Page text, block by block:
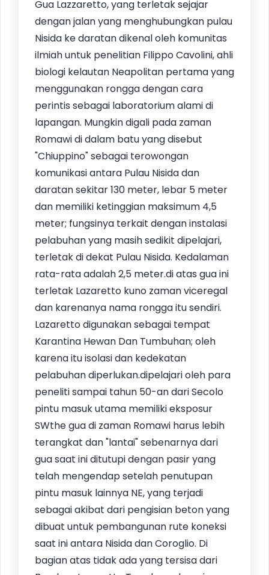
Gua Lazzaretto, yang terletak sejajar
dengan jalan yang menghubungkan pulau
Nisida ke daratan dikenal oleh komunitas
ilmiah untuk penelitian Filippo Cavolini, ahli
biologi kelautan Neapolitan pertama yang
menggunakan rongga dengan cara
perintis sebagai laboratorium alami di
lapangan. Mungkin digali pada zaman
Romawi di dalam batu yang disebut
"Chiuppino" sebagai terowongan
komunikasi antara Pulau Nisida dan
daratan sekitar 130 meter, lebar 5 meter
dan memiliki ketinggian maksimum 4,5
meter; fungsinya terkait dengan instalasi
pelabuhan yang masih sedikit dipelajari,
terletak di dekat Pulau Nisida. Kedalaman
rata-rata adalah 2,5 meter.di atas gua ini
terletak Lazaretto kuno zaman viceregal
dan karenanya nama rongga itu sendiri.
Lazaretto digunakan sebagai tempat
Karantina Hewan Dan Tumbuhan; oleh
karena itu isolasi dan kedekatan
pelabuhan diperlukan.dipelajari oleh para
peneliti sampai tahun 50-an dari Secolo
pintu masuk utama memiliki eksposur
SWthe gua di zaman Romawi harus lebih
terangkat dan "lantai" sebenarnya dari
gua saat ini ditutupi dengan pasir yang
telah mengendap setelah penutupan
pintu masuk lainnya NE, yang terjadi
sebagai akibat dari pengisian beton yang
dibuat untuk pembangunan rute koneksi
saat ini antara Nisida dan Coroglio. Di
bagian atas tidak ada yang tersisa dari